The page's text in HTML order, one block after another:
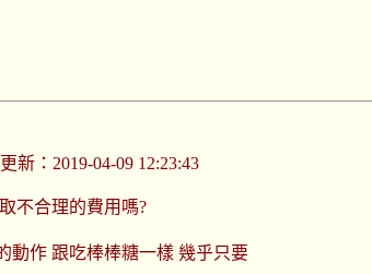
新：2019-04-09 12:23:43
不合理的費用嗎?
動作 跟吃棒棒糖一樣 幾乎只要